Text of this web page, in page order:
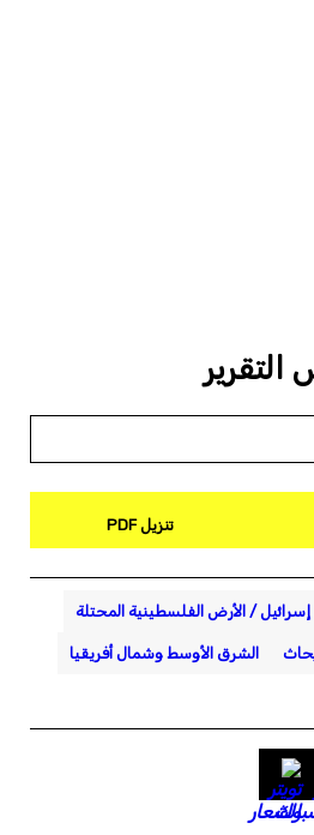
تنزيل PDF
إسرائيل / الأرض الفلسطينية المحتلة
الشرق الأوسط وشمال أفريقيا